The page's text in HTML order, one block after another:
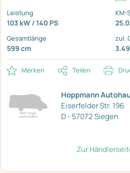
Leistung
103 kW / 140 PS
KM-
Gesamtlänge
599 cm
zul.
Merken Teilen
Hoppmann
Eiserfelder Str. 196
D - 57072 Siegen
Zur